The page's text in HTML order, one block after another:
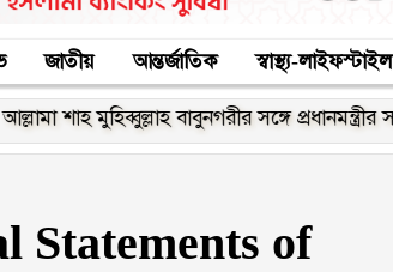
জাতীয় আন্তর্জাতিক স্বাস্থ্য-লাইফস্টাইল
মুহিব্বুল্লাহ বাবুনগরীর সঙ্গে প্রধানমন্ত্রীর সাক্ষাৎ
Statements of